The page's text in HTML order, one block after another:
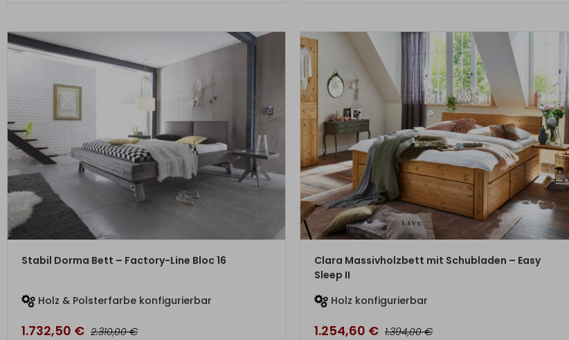
ZUM PRODUKT
Stabil Dorma Bett – Factory-Line Bloc 16
Holz & Polsterfarbe konfigurierbar
1.732,50 € 2.310,00€
ZUM PRODUKT
Clara Massivholzbett mit Schubladen – Easy
Sleep II
Holz konfigurierbar
1.254,60 € 1.394,00€